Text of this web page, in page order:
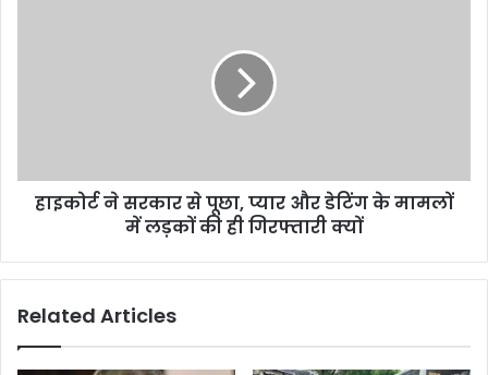
हाइकोर्ट ने सरकार से पूछा, प्यार और डेटिंग के मामलों
में लड़कों की ही गिरफ्तारी क्यों
Related Articles